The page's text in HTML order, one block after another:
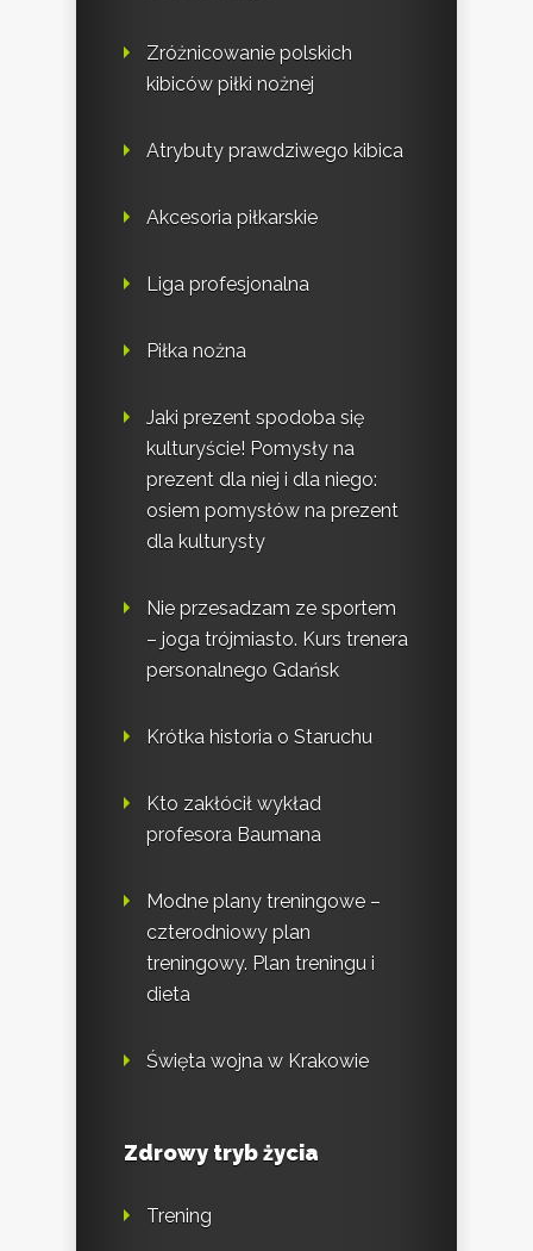
Zróżnicowanie polskich
kibiców piłki nożnej
Atrybuty prawdziwego kibica
Akcesoria piłkarskie
Liga profesjonalna
Piłka nożna
Jaki prezent spodoba się
kulturyście! Pomysły na
prezent dla niej i dla niego:
osiem pomysłów na prezent
dla kulturysty
Nie przesadzam ze sportem
– joga trójmiasto. Kurs trenera
personalnego Gdańsk
Krótka historia o Staruchu
Kto zakłócił wykład
profesora Baumana
Modne plany treningowe –
czterodniowy plan
treningowy. Plan treningu i
dieta
Święta wojna w Krakowie
Zdrowy tryb życia
Trening